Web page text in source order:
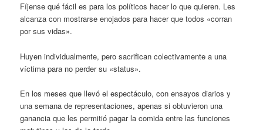
Fíjense qué fácil es para los políticos hacer lo que quieren. Les
alcanza con mostrarse enojados para hacer que todos «corran
por sus vidas».
Huyen individualmente, pero sacrifican colectivamente a una
víctima para no perder su «status».
En los meses que llevó el espectáculo, con ensayos diarios y
una semana de representaciones, apenas si obtuvieron una
ganancia que les permitió pagar la comida entre las funciones